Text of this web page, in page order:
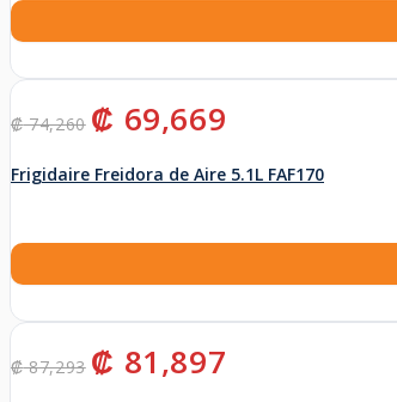
₡74,260
El
precio
era:
₡ 69,669
es:
Frigidaire Freidora de Aire 5.1L FAF170
₡87,293
El
precio
₡ 81,897